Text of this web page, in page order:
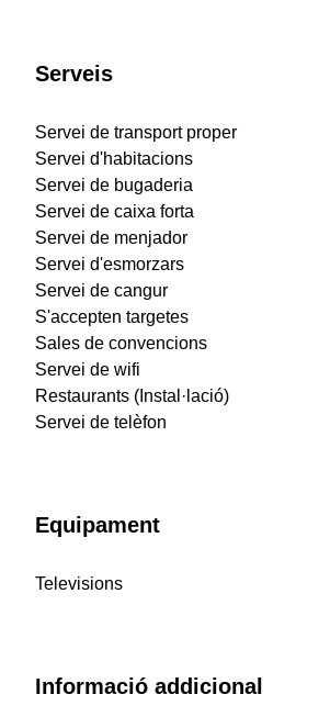
Serveis
Servei de transport proper
Servei d'habitacions
Servei de bugaderia
Servei de caixa forta
Servei de menjador
Servei d'esmorzars
Servei de cangur
S'accepten targetes
Sales de convencions
Servei de wifi
Restaurants (Instal·lació)
Servei de telèfon
Equipament
Televisions
Informació addicional